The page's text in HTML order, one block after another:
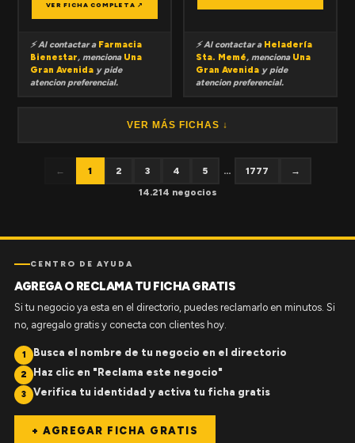
VER FICHA COMPLETA ↗
⚡ Al contactar a Farmacia
Bienestar, menciona Una
Gran Avenida y pide
atencion preferencial.
⚡ Al contactar a Heladería
Sta. Memé, menciona Una
Gran Avenida y pide
atencion preferencial.
VER MÁS FICHAS ↓
← 1 2 3 4 5 ... 1777
→
14.214 negocios
CENTRO DE AYUDA
AGREGA O RECLAMA TU FICHA GRATIS
Si tu negocio ya esta en el directorio, puedes reclamarlo en minutos. Si
no, agregalo gratis y conecta con clientes hoy.
1 Busca el nombre de tu negocio en el directorio
2 Haz clic en "Reclama este negocio"
3 Verifica tu identidad y activa tu ficha gratis
+ AGREGAR FICHA GRATIS